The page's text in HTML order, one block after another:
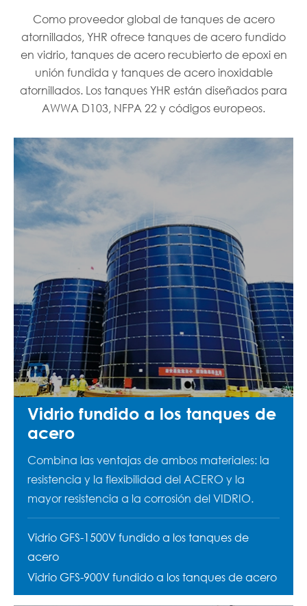
Como proveedor global de tanques de acero
atornillados, YHR ofrece tanques de acero fundido
en vidrio, tanques de acero recubierto de epoxi en
unión fundida y tanques de acero inoxidable
atornillados. Los tanques YHR están diseñados para
AWWA D103, NFPA 22 y códigos europeos.
Vidrio fundido a los tanques de
acero
Combina las ventajas de ambos materiales: la
resistencia y la flexibilidad del ACERO y la
mayor resistencia a la corrosión del VIDRIO.
Vidrio GFS-1500V fundido a los tanques de
acero
Vidrio GFS-900V fundido a los tanques de acero